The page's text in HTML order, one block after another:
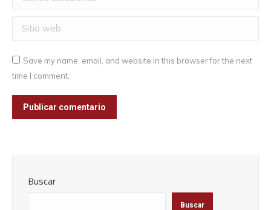
Sitio web
Save my name, email, and website in this browser for the next
time I comment.
Publicar comentario
Buscar
Buscar